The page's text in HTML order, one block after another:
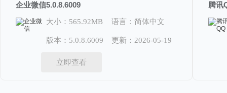
企业微信5.0.8.6009
大小：565.92MB 语言：简体中文
版本：5.0.8.6009 更新：2026-05-19
立即查看
腾讯